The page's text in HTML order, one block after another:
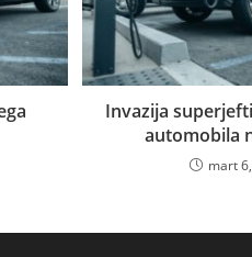
Invazija
automobila
mart